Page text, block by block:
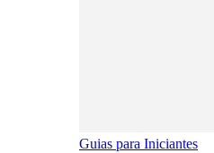
Guias para Iniciantes